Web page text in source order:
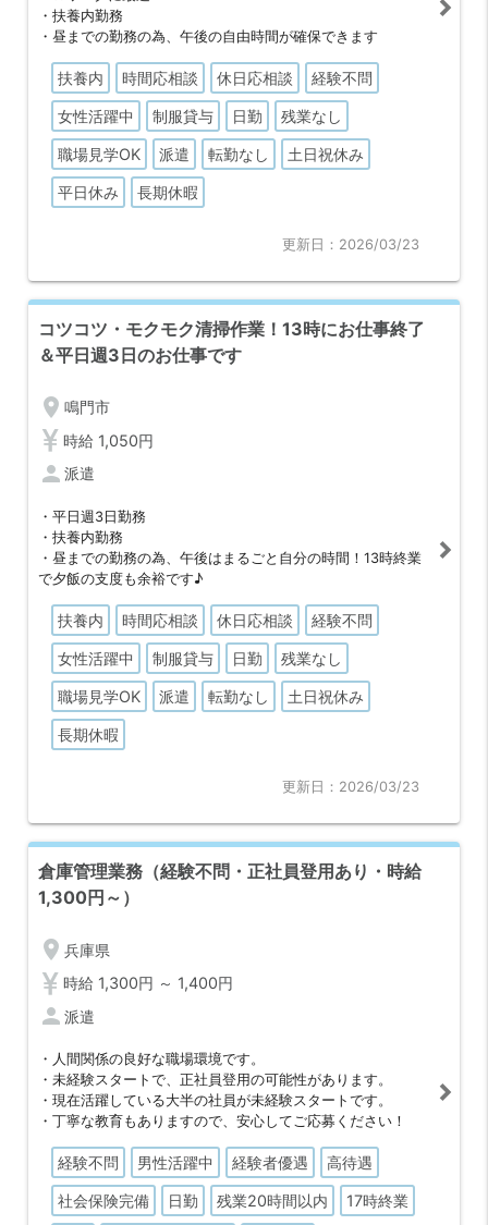
・扶養内勤務
・昼までの勤務の為、午後の自由時間が確保できます
扶養内 時間応相談 休日応相談 経験不問
女性活躍中 制服貸与 日勤 残業なし
職場見学OK 派遣 転勤なし 土日祝休み
平日休み 長期休暇
更新日：2026/03/23
コツコツ・モクモク清掃作業！13時にお仕事終了
＆平日週3日のお仕事です
location_on鳴門市
時給 1,050円
person派遣
・平日週3日勤務
・扶養内勤務
・昼までの勤務の為、午後はまるごと自分の時間！13時終業
で夕飯の支度も余裕です♪
扶養内 時間応相談 休日応相談 経験不問
女性活躍中 制服貸与 日勤 残業なし
職場見学OK 派遣 転勤なし 土日祝休み
長期休暇
更新日：2026/03/23
倉庫管理業務（経験不問・正社員登用あり・時給
1,300円～）
location_on兵庫県
時給 1,300円 ～ 1,400円
person派遣
・人間関係の良好な職場環境です。
・未経験スタートで、正社員登用の可能性があります。
・現在活躍している大半の社員が未経験スタートです。
・丁寧な教育もありますので、安心してご応募ください！
経験不問 男性活躍中 経験者優遇 高待遇
社会保険完備 日勤 残業20時間以内 17時終業